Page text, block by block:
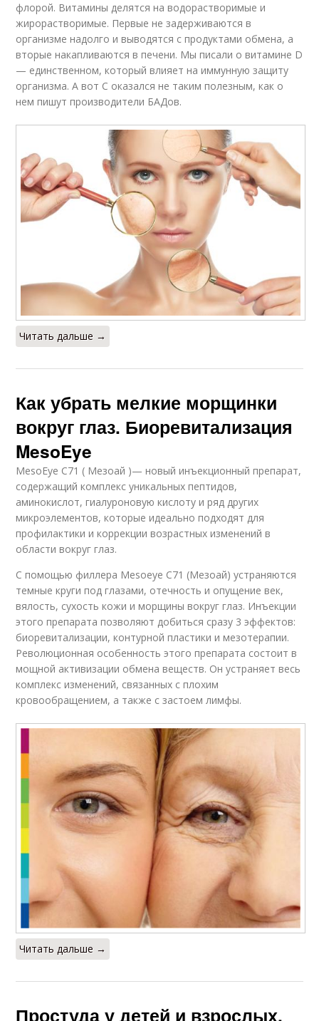
флорой. Витамины делятся на водорастворимые и
жирорастворимые. Первые не задерживаются в
организме надолго и выводятся с продуктами обмена, а
вторые накапливаются в печени. Мы писали о витамине D
— единственном, который влияет на иммунную защиту
организма. А вот С оказался не таким полезным, как о
нем пишут производители БАДов.
Читать дальше →
Как убрать мелкие морщинки
вокруг глаз. Биоревитализация
MesoEye
MesoEye C71 ( Мезоай )— новый инъекционный препарат,
содержащий комплекс уникальных пептидов,
аминокислот, гиалуроновую кислоту и ряд других
микроэлементов, которые идеально подходят для
профилактики и коррекции возрастных изменений в
области вокруг глаз.
С помощью филлера Mesoeye C71 (Мезоай) устраняются
темные круги под глазами, отечность и опущение век,
вялость, сухость кожи и морщины вокруг глаз. Инъекции
этого препарата позволяют добиться сразу 3 эффектов:
биоревитализации, контурной пластики и мезотерапии.
Революционная особенность этого препарата состоит в
мощной активизации обмена веществ. Он устраняет весь
комплекс изменений, связанных с плохим
кровообращением, а также с застоем лимфы.
Читать дальше →
Простуда у детей и взрослых.